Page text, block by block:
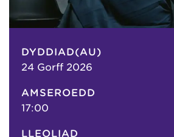
DYDDIAD(AU)
24 Gorff 2026
AMSEROEDD
17:00
LLEOLIAD